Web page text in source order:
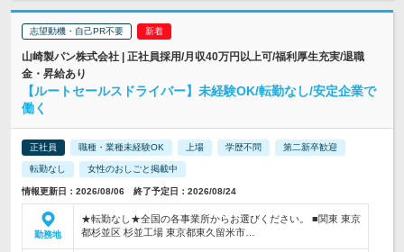
志望動機・自己PR不要
山崎製パン株式会社 | 正社員採用/月収40万円以上可/福利厚生充実/退職
金・昇給あり
【ルートセールスドライバー】未経験OK/転勤なし/安定企業で
働く
正社員 職種・業種未経験OK 上場 学歴不問 第二新卒歓迎
転勤なし 女性のおしごと掲載中
情報更新日：2026/08/06 終了予定日：2026/08/24
勤務地
★転勤なし★全国の各事業所からお選びください。 ■関東 東京
都杉並区 杉並工場 東京都東久留米市…